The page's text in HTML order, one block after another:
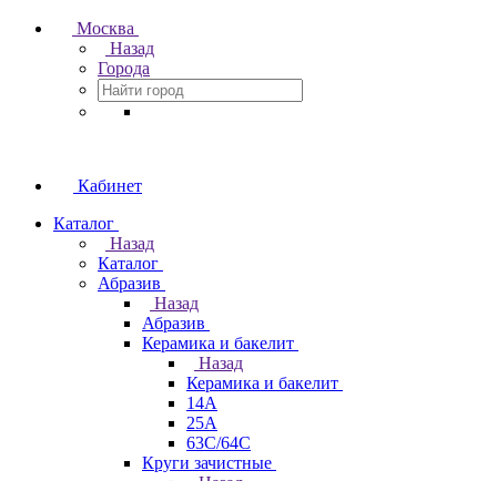
Москва
Назад
Города
Кабинет
Каталог
Назад
Каталог
Абразив
Назад
Абразив
Керамика и бакелит
Назад
Керамика и бакелит
14А
25А
63С/64С
Круги зачистные